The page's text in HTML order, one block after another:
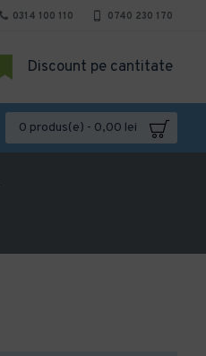
0314 100 110 0740 230 170
Discount pe cantitate
0 produs(e) - 0,00 lei